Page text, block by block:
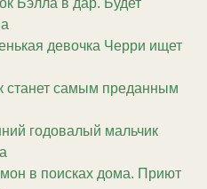
Бэлла в дар. Будет
девочка Черри ищет
станет самым преданным
годовалый мальчик
в поисках дома. Приют